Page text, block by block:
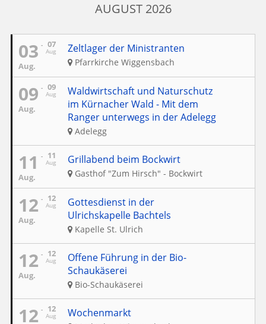
AUGUST 2026
07
Aug
03
Aug.
Zeltlager der Ministranten
Pfarrkirche Wiggensbach
09
Aug
09
Aug.
Waldwirtschaft und Naturschutz
im Kürnacher Wald - Mit dem
Ranger unterwegs in der Adelegg
Adelegg
11
Aug
11
Aug.
Grillabend beim Bockwirt
Gasthof "Zum Hirsch" - Bockwirt
12
Aug
12
Aug.
Gottesdienst in der
Ulrichskapelle Bachtels
Kapelle St. Ulrich
12
Aug
12
Aug.
Offene Führung in der Bio-
Schaukäserei
Bio-Schaukäserei
12
Aug
12 Wochenmarkt